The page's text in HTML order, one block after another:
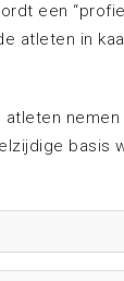
een
atleten in
nemen
basis